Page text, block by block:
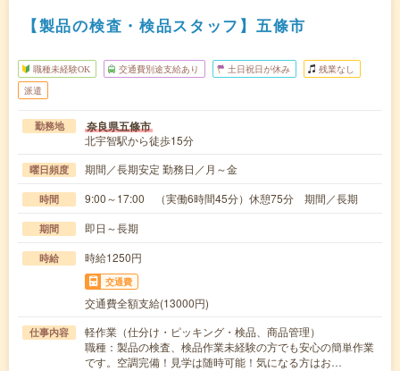
【製品の検査・検品スタッフ】五條市
職種未経験OK 交通費別途支給あり 土日祝日が休み 残業なし
派遣
勤務地 奈良県五條市
北宇智駅から徒歩15分
曜日頻度 期間／長期安定 勤務日／月～金
時間 9:00～17:00 （実働6時間45分）休憩75分 期間／長期
期間 即日～長期
時給 時給1250円
交通費
交通費全額支給(13000円)
仕事内容
軽作業（仕分け・ピッキング・検品、商品管理）
職種：製品の検査、検品作業未経験の方でも安心の簡単作業
です。空調完備！見学は随時可能！気になる方はお…